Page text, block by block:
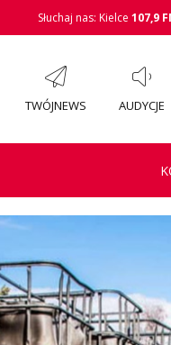
Słuchaj nas: Kielce 107,9
TWÓJNEWS AUDYCJE